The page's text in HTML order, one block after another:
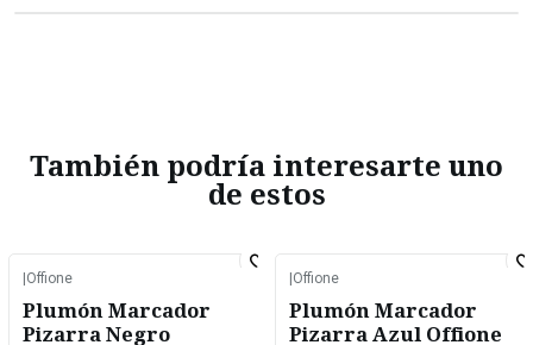
También podría interesarte uno
de estos
Offione
Plumón Marcador
Pizarra Negro
Offione
Plumón Marcador
Pizarra Azul Offione